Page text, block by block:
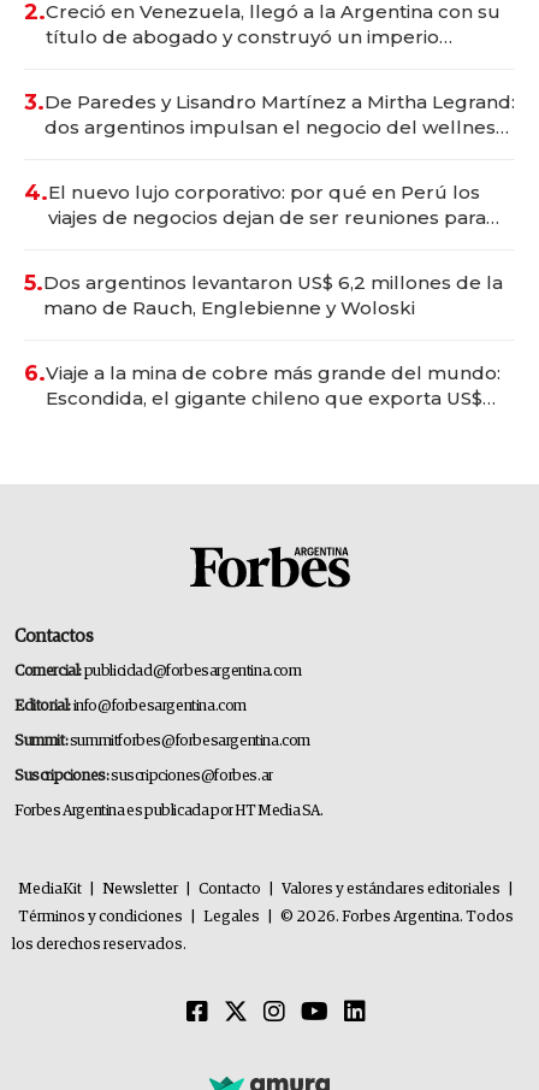
2.Creció en Venezuela, llegó a la Argentina con su
título de abogado y construyó un imperio
3.De Paredes y Lisandro Martínez a Mirtha Legrand:
dos argentinos impulsan el negocio del wellness
4.El nuevo lujo corporativo: por qué en Perú los
viajes de negocios dejan de ser reuniones para
5.Dos argentinos levantaron US$ 6,2 millones de la
mano de Rauch, Englebienne y Woloski
6.Viaje a la mina de cobre más grande del mundo:
Escondida, el gigante chileno que exporta US$
Contactos
Comercial:publicidad@forbesargentina.com
Editorial:info@forbesargentina.com
Summit:summitforbes@forbesargentina.com
Suscripciones:suscripciones@forbes.ar
Forbes Argentina es publicada por HT Media SA.
MediaKit Newsletter Contacto Valores y estándares editoriales
Términos y condiciones
Legales
© 2026. Forbes Argentina. Todos
los derechos reservados.